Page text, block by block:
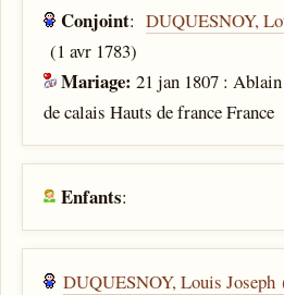
Conjoint:DUQUESNOY,
(1 avr 1783)
Mariage:21 jan 1807 :
de calais Hauts de france France
Enfants:
DUQUESNOY, Louis Joseph